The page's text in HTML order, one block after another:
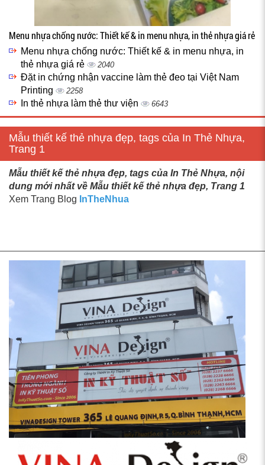
Menu nhựa chống nước: Thiết kế & in menu nhựa, in thẻ nhựa giá rẻ
Menu nhựa chống nước: Thiết kế & in menu nhựa, in
thẻ nhựa giá rẻ
2040
Đặt in chứng nhận vaccine làm thẻ đeo tại Việt Nam
Printing
2258
In thẻ nhựa làm thẻ thư viện 6643
Mẫu thiết kế thẻ nhựa đẹp, tags của In Thẻ Nhựa,
Trang 1
Mẫu thiết kế thẻ nhựa đẹp, tags của In Thẻ Nhựa, nội
dung mới nhất về Mẫu thiết kế thẻ nhựa đẹp, Trang 1
Xem Trang Blog InTheNhua